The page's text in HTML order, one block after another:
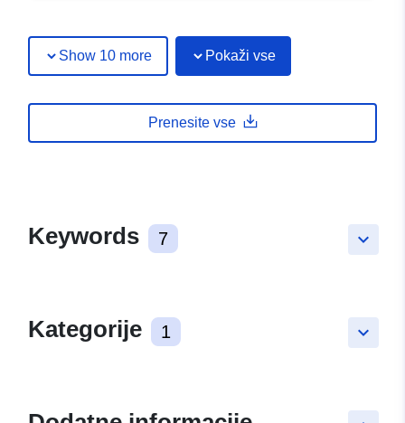
Show 10 more Pokaži vse
Prenesite vse
keyboard_arrow_down
Keywords 7
keyboard_arrow_down
Kategorije 1